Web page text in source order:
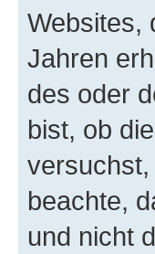
Websites,
Jahren
des oder
bist, ob
beachte,
und nicht